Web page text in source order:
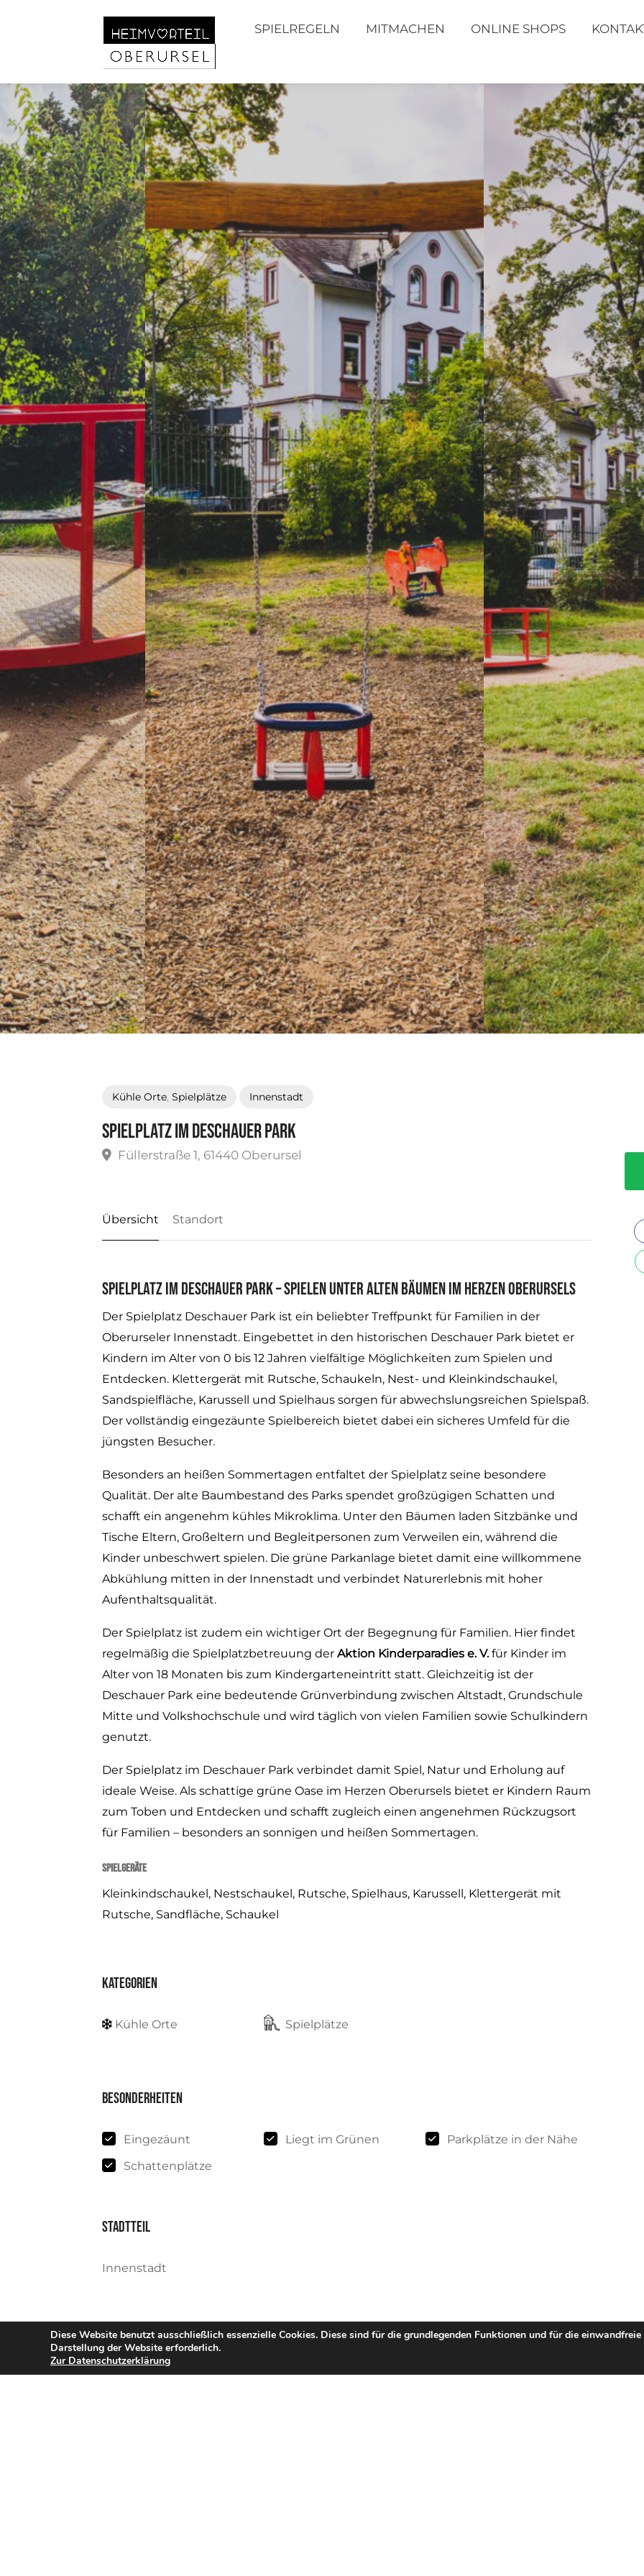
SPIELREGELN MITMACHEN ONLINE SHOPS
Kühle Orte, Spielplätze Innenstadt
Spielplatz Im Deschauer Park
Füllerstraße 1, 61440 Oberursel
Übersicht Standort
Spielplatz im Deschauer Park – Spielen unter alten Bäumen im Herzen Oberursels
Der Spielplatz Deschauer Park ist ein beliebter Treffpunkt für Familien in der
Oberurseler Innenstadt. Eingebettet in den historischen Deschauer Park bietet er
Kindern im Alter von 0 bis 12 Jahren vielfältige Möglichkeiten zum Spielen und
Entdecken. Klettergerät mit Rutsche, Schaukeln, Nest- und Kleinkindschaukel,
Sandspielfläche, Karussell und Spielhaus sorgen für abwechslungsreichen Spielspaß.
Der vollständig eingezäunte Spielbereich bietet dabei ein sicheres Umfeld für die
jüngsten Besucher.
Besonders an heißen Sommertagen entfaltet der Spielplatz seine besondere
Qualität. Der alte Baumbestand des Parks spendet großzügigen Schatten und
schafft ein angenehm kühles Mikroklima. Unter den Bäumen laden Sitzbänke und
Tische Eltern, Großeltern und Begleitpersonen zum Verweilen ein, während die
Kinder unbeschwert spielen. Die grüne Parkanlage bietet damit eine willkommene
Abkühlung mitten in der Innenstadt und verbindet Naturerlebnis mit hoher
Aufenthaltsqualität.
Der Spielplatz ist zudem ein wichtiger Ort der Begegnung für Familien. Hier findet
regelmäßig die Spielplatzbetreuung der Aktion Kinderparadies e. V.für Kinder im
Alter von 18 Monaten bis zum Kindergarteneintritt statt. Gleichzeitig ist der
Deschauer Park eine bedeutende Grünverbindung zwischen Altstadt, Grundschule
Mitte und Volkshochschule und wird täglich von vielen Familien sowie Schulkindern
genutzt.
Der Spielplatz im Deschauer Park verbindet damit Spiel, Natur und Erholung auf
ideale Weise. Als schattige grüne Oase im Herzen Oberursels bietet er Kindern Raum
zum Toben und Entdecken und schafft zugleich einen angenehmen Rückzugsort
für Familien – besonders an sonnigen und heißen Sommertagen.
Spielgeräte
Kleinkindschaukel, Nestschaukel, Rutsche, Spielhaus, Karussell, Klettergerät mit
Rutsche, Sandfläche, Schaukel
Kategorien
Kühle Orte Spielplätze
Besonderheiten
Eingezäunt Liegt im Grünen
Parkplätze in der Nähe
Schattenplätze
Stadtteil
Innenstadt
Standort
Diese Website benutzt ausschließlich essenzielle Cookies. Diese sind für die grundlegenden Funktionen und für die einwandfreie
Darstellung der Website erforderlich.
Zur Datenschutzerklärung